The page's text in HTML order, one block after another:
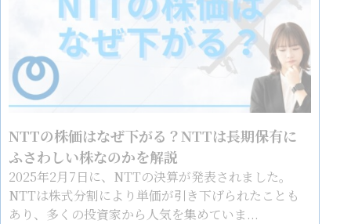
NTTの株価はなぜ下がる？NTTは長期保有に
ふさわしい株なのかを解説
2025年2月7日に、NTTの決算が発表されました。
NTTは株式分割により単価が引き下げられたことも
あり、多くの投資家から人気を集めていま...